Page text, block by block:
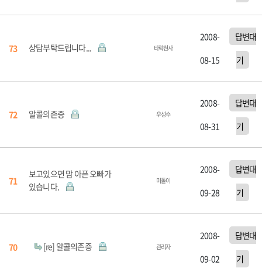
73 상담부탁드립니다... 타락천사
2008-
08-15
답변대
기
72 알콜의존증 우성수
2008-
08-31
답변대
기
71
보고있으면 맘 아픈 오빠가
있습니다.
미돌이
2008-
09-28
답변대
기
70 [re] 알콜의존증 관리자
2008-
09-02
답변대
기